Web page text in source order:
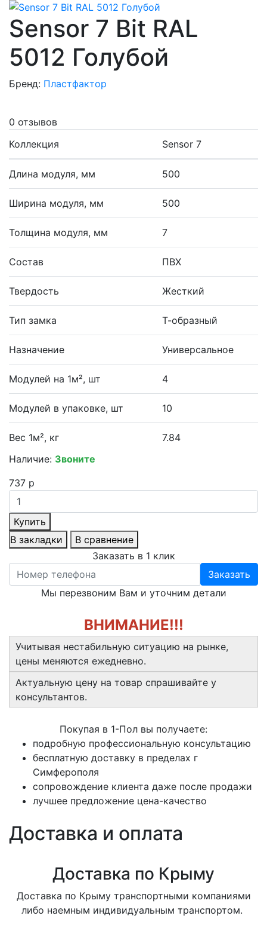
Sensor 7 Bit RAL
5012 Голубой
Бренд: Пластфактор
0 отзывов
Коллекция
Sensor 7
Длина модуля, мм 500
Ширина модуля, мм 500
Толщина модуля, мм 7
Состав ПВХ
Твердость Жесткий
Тип замка Т-образный
Назначение Универсальное
Модулей на 1м², шт 4
Модулей в упаковке, шт 10
Вес 1м², кг
7.84
Наличие: Звоните
737 р
Купить
В закладки
В сравнение
Заказать в 1 клик
Заказать
Мы перезвоним Вам и уточним детали
ВНИМАНИЕ!!!
Учитывая нестабильную ситуацию на рынке,
цены меняются ежедневно.
Актуальную цену на товар спрашивайте у
консультантов.
Покупая в 1-Пол вы получаете:
подробную профессиональную консультацию
бесплатную доставку в пределах г
Симферополя
сопровождение клиента даже после продажи
лучшее предложение цена-качество
Доставка и оплата
Доставка по Крыму
Доставка по Крыму транспортными компаниями
либо наемным индивидуальным транспортом.